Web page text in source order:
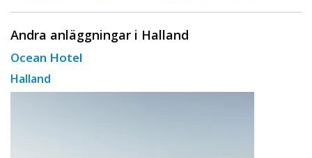
Andra anläggningar i Halland
Ocean Hotel
Halland